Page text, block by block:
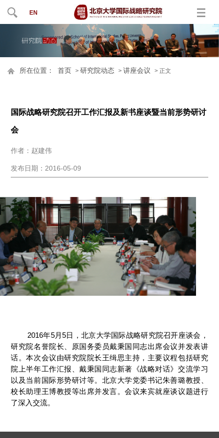
EN
所在位置： 首页 >研究院动态 >讲座会议 > 正文
国际战略研究院召开工作汇报及新书座谈暨当前形势研讨
会
作者：赵建伟
发布日期：2016-05-09
2016年5月5日，北京大学国际战略研究院召开座谈会，
研究院名誉院长、原国务委员戴秉国同志出席会议并发表讲
话。本次会议由研究院院长王缉思主持，主要议程包括研究
院上半年工作汇报、戴秉国同志新著《战略对话》交流学习
以及当前国际形势研讨等。北京大学党委书记朱善璐教授、
校长助理王博教授等出席并发言。会议来宾就座谈议题进行
了深入交流。